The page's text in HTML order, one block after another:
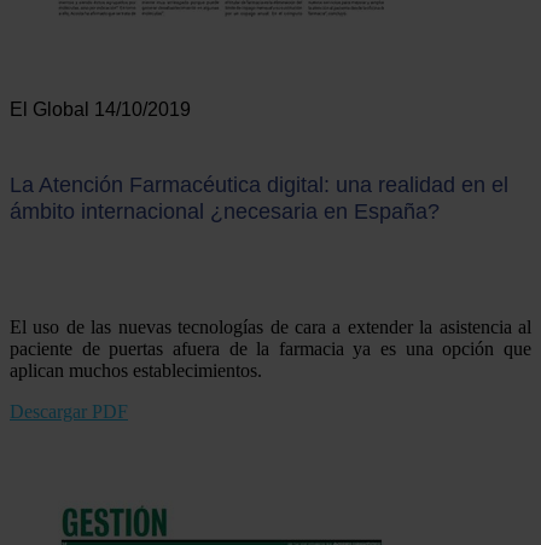
El Global 14/10/2019
La Atención Farmacéutica digital: una realidad en el
ámbito internacional ¿necesaria en España?
El uso de las nuevas tecnologías de cara a extender la asistencia al
paciente de puertas afuera de la farmacia ya es una opción que
aplican muchos establecimientos.
Descargar PDF